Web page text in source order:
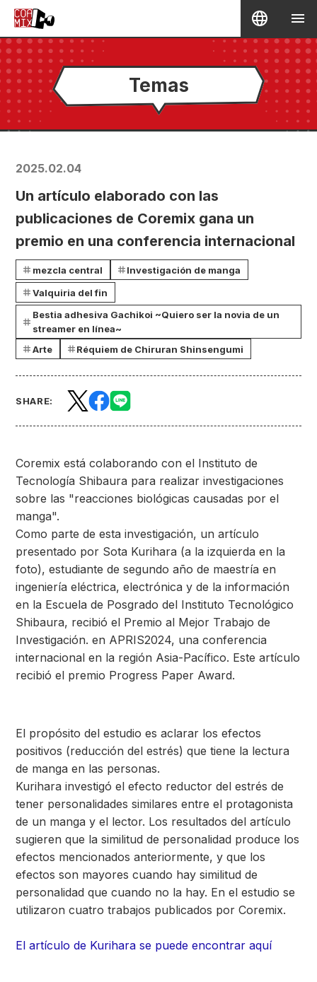
Temas
2025.02.04
Un artículo elaborado con las
publicaciones de Coremix gana un
premio en una conferencia internacional
mezcla central
Investigación de manga
Valquiria del fin
Bestia adhesiva Gachikoi ~Quiero ser la novia de un
streamer en línea~
Arte
Réquiem de Chiruran Shinsengumi
SHARE:
Coremix está colaborando con el Instituto de
Tecnología Shibaura para realizar investigaciones
sobre las "reacciones biológicas causadas por el
manga".
Como parte de esta investigación, un artículo
presentado por Sota Kurihara (a la izquierda en la
foto), estudiante de segundo año de maestría en
ingeniería eléctrica, electrónica y de la información
en la Escuela de Posgrado del Instituto Tecnológico
Shibaura, recibió el Premio al Mejor Trabajo de
Investigación. en APRIS2024, una conferencia
internacional en la región Asia-Pacífico. Este artículo
recibió el premio Progress Paper Award.
El propósito del estudio es aclarar los efectos
positivos (reducción del estrés) que tiene la lectura
de manga en las personas.
Kurihara investigó el efecto reductor del estrés de
tener personalidades similares entre el protagonista
de un manga y el lector. Los resultados del artículo
sugieren que la similitud de personalidad produce los
efectos mencionados anteriormente, y que los
efectos son mayores cuando hay similitud de
personalidad que cuando no la hay. En el estudio se
utilizaron cuatro trabajos publicados por Coremix.
El artículo de Kurihara se puede encontrar aquí